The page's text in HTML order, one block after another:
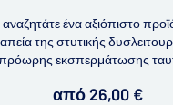
ένα αξιόπιστο
της στυτικής
εκσπερμάτωσης
Extra Super P-Force 200 mg.
από 26,00 €